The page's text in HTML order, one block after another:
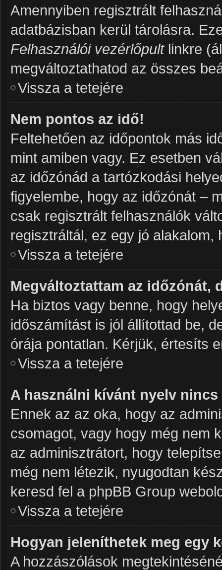
Amennyiben regisztrált
adatbázisban kerül tárolásra.
Felhasználói vezérlőpultlinkre
megváltoztathatod az összes
Vissza a tetejére
Nem pontos az idő!
Feltehetően az időpontok más
mint amiben vagy. Ez esetben
az időzónád a tartózkodási
figyelembe, hogy az időzónát –
csak regisztrált felhasználók
regisztráltál, ez egy jó alakalom,
Vissza a tetejére
Megváltoztattam az időzónát,
Ha biztos vagy benne, hogy
időszámítást is jól állítottad be,
órája pontatlan. Kérjük, értesíts
Vissza a tetejére
A használni kívánt nyelv
Ennek az az oka, hogy az
csomagot, vagy hogy még nem
az adminisztrátort, hogy
még nem létezik, nyugodtan
keresd fel a phpBB Group
Vissza a tetejére
Hogyan jeleníthetek meg egy
A hozzászólások